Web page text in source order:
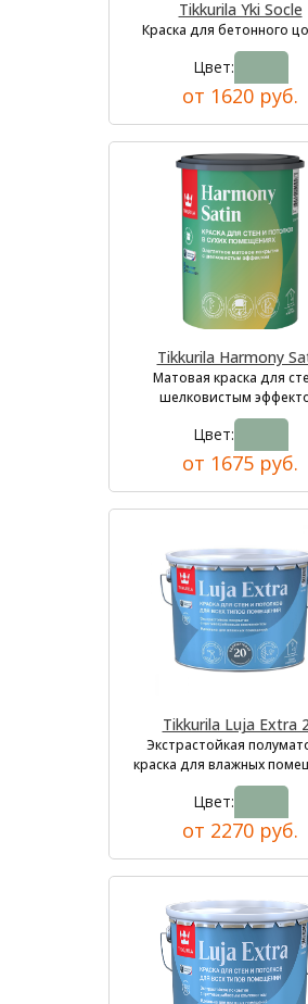
Tikkurila Yki Socle
Краска для бетонного
Цвет:
от 1620 руб.
Tikkurila Harmony
Матовая краска для
шелковистым
Цвет:
от 1675 руб.
Tikkurila Luja Extra
Экстрастойкая
краска для влажных
Цвет:
от 2270 руб.